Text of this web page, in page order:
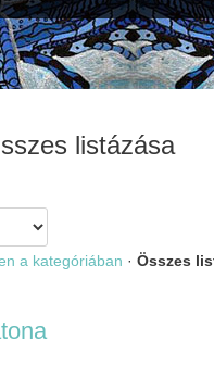
listázása
a kategóriában · Összes